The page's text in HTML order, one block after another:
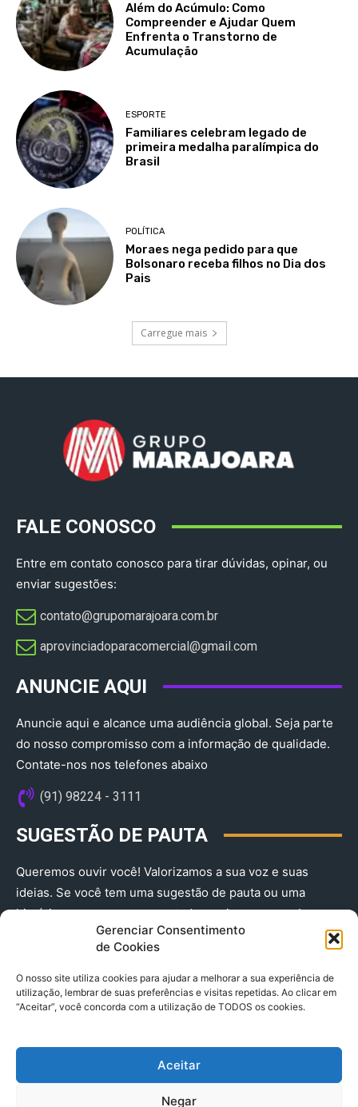
Gerenciar Consentimento
de Cookies
O nosso site utiliza cookies para ajudar a melhorar a sua experiência de
utilização, lembrar de suas preferências e visitas repetidas. Ao clicar em
“Aceitar”, você concorda com a utilização de TODOS os cookies.
Aceitar
Negar
Além do Acúmulo: Como
Compreender e Ajudar Quem
Enfrenta o Transtorno de
Acumulação
ESPORTE
Familiares celebram legado de
primeira medalha paralímpica do
Brasil
POLÍTICA
Moraes nega pedido para que
Bolsonaro receba filhos no Dia dos
Pais
Carregue mais
FALE CONOSCO
Entre em contato conosco para tirar dúvidas, opinar, ou
enviar sugestões:
contato@grupomarajoara.com.br
aprovinciadoparacomercial@gmail.com​
ANUNCIE AQUI
Anuncie aqui e alcance uma audiência global. Seja parte
do nosso compromisso com a informação de qualidade.
Contate-nos nos telefones abaixo
(91) 98224 - 3111
SUGESTÃO DE PAUTA
Queremos ouvir você! Valorizamos a sua voz e suas
ideias. Se você tem uma sugestão de pauta ou uma
história que merece ser contada, envie-nos agora!
(91) 98224 - 3111
© 2025 A Província do Pará CNPJ: 04.901.141/0001-36 End .
Trav. Quintino Bocaiuva 2301, Ed. Rogério Fernandez – Sala